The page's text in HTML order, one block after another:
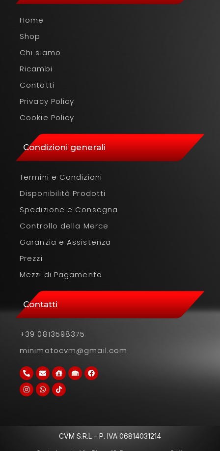
Home
Shop
Chi siamo
Ricambi
Contatti
Privacy Policy
Cookie Policy
Condizioni generali
Termini e Condizioni
Disponibilità Prodotti
Spedizione e Consegna
Controllo della Merce
Garanzia e Assistenza
Prezzi
Mezzi di Pagamento
Contatti
+39 0813598375
minimotocvm@gmail.com
CVM S.R.L – P. IVA 06814031214